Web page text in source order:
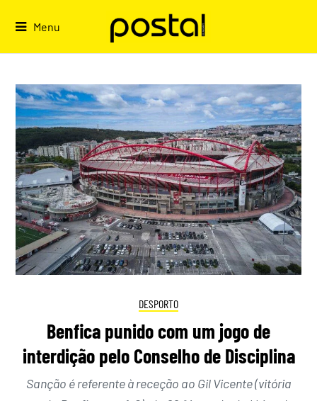
Menu
DESPORTO
Benfica punido com um jogo de
interdição pelo Conselho de Disciplina
Sanção é referente à receção ao Gil Vicente (vitória